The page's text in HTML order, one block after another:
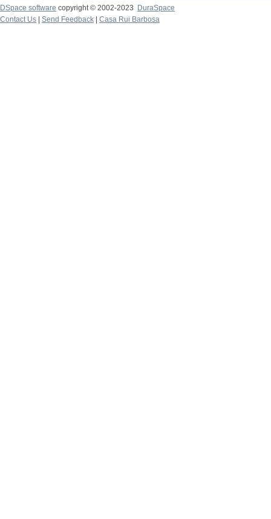
DSpace software copyright © 2002-2023
DuraSpace
Contact Us
Send Feedback Casa Rui Barbosa